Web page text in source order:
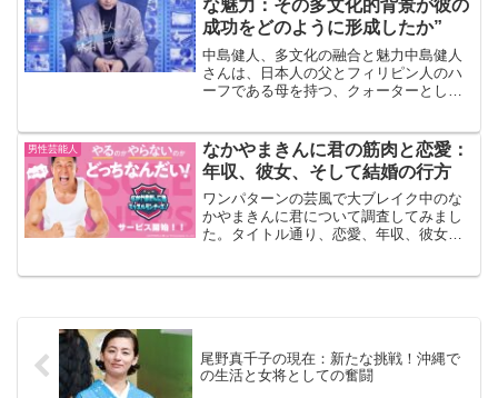
な魅力：その多文化的背景が彼の
成功をどのように形成したか”
中島健人、多文化の融合と魅力中島健人
さんは、日本人の父とフィリピン人のハ
ーフである母を持つ、クォーターとして
まれたものです。家族の影響と教育中島
健人さんの家族は、彼に多...
男性芸能人
なかやまきんに君の筋肉と恋愛：
年収、彼女、そして結婚の行方
ワンパターンの芸風で大ブレイク中のな
かやまきんに君について調査してみまし
た。タイトル通り、恋愛、年収、彼女、
尾野真千子の現在：新たな挑戦！沖縄で
の生活と女将としての奮闘